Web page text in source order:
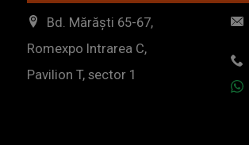
Bd. Mărăști 65-67,
Romexpo Intrarea C,
Pavilion T, sector 1